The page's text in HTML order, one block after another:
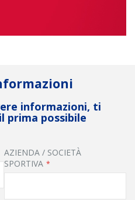
informazioni, ti
prima possibile
AZIENDA / SOCIETÀ
SPORTIVA